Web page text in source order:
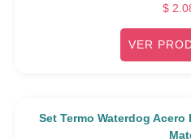
$
VER
Set Termo Waterdog